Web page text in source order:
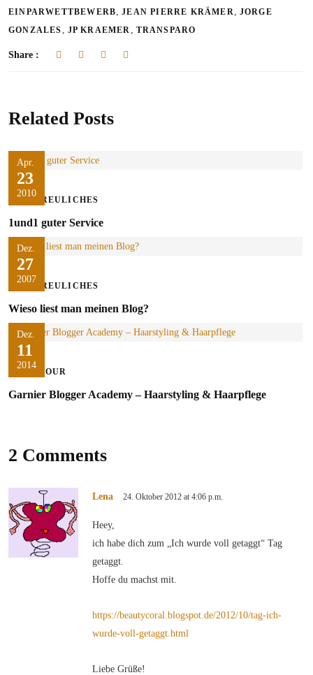
EINPARWETTBEWERB,JEAN PIERRE KRÄMER, JORGE
GONZALES , JP KRAEMER , TRANSPARO
Share :
Related Posts
Apr.
23
2010
ERFREULICHES
1und1 guter Service
Dez.
27
2007
ERFREULICHES
Wieso liest man meinen Blog?
Dez.
11
2014
ON TOUR
Garnier Blogger Academy – Haarstyling & Haarpflege
2 Comments
Lena 24. Oktober 2012 at 4:06 p.m.
Heey,
ich habe dich zum „Ich wurde voll getaggt“ Tag
getaggt.
Hoffe du machst mit.
https://beautycoral.blogspot.de/2012/10/tag-ich-
wurde-voll-getaggt.html
Liebe Grüße!